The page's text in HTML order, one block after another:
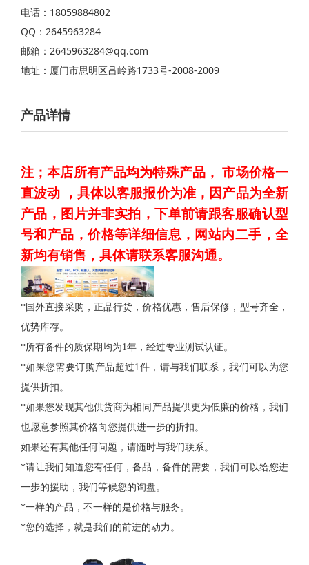
电话：18059884802
QQ：2645963284
邮箱：2645963284@qq.com
地址：厦门市思明区吕岭路1733号-2008-2009
产品详情
注；本店所有产品均为特殊产品， 市场价格一
直波动 ，具体以客服报价为准，因产品为全新
产品，图片并非实拍，下单前请跟客服确认型
号和产品，价格等详细信息， 网站内二手，全
新均有销售，具体请联系客服沟通。
*国外直接采购，正品行货，价格优惠，售后保修，型号齐全，
优势库存。
*所有备件的质保期均为1年，经过专业测试认证。
*如果您需要订购产品超过1件，请与我们联系，我们可以为您
提供折扣。
*如果您发现其他供货商为相同产品提供更为低廉的价格，我们
也愿意参照其价格向您提供进一步的折扣。
如果还有其他任何问题，请随时与我们联系。
*请让我们知道您有任何，备品，备件的需要，我们可以给您进
一步的援助，我们等候您的询盘。
*一样的产品，不一样的是价格与服务。
*您的选择，就是我们的前进的动力。